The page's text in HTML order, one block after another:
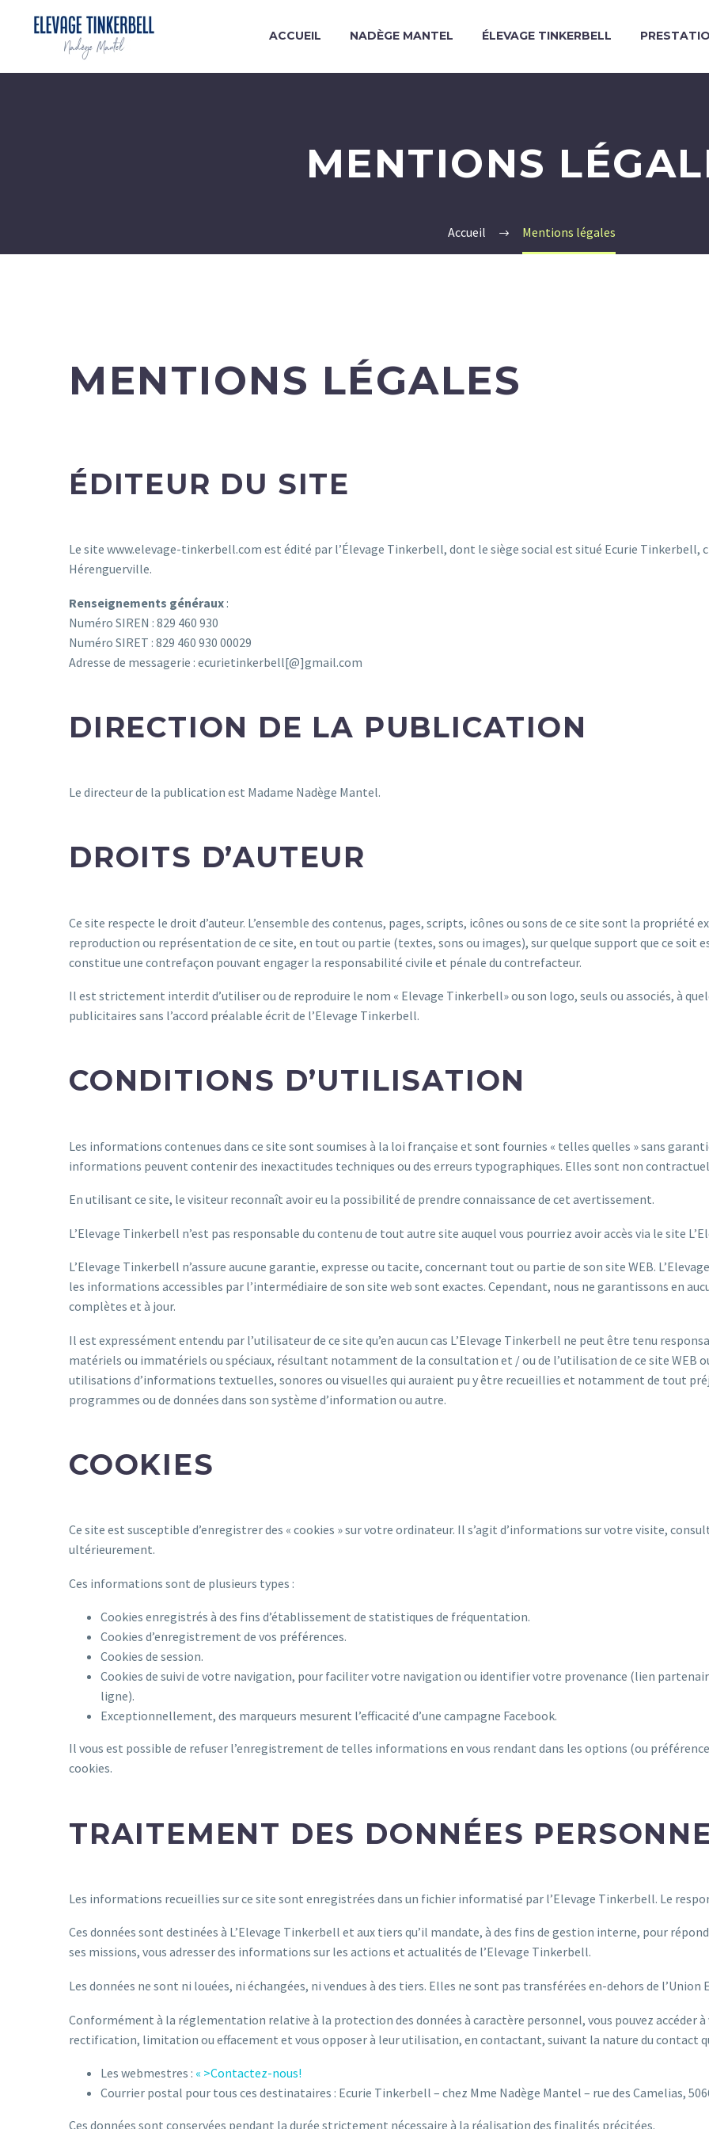
ACCUEIL NADÈGE MANTEL ÉLEVAGE TINKERBELL
MENTIONS
Accueil Mentions légales
MENTIONS LÉGALES
ÉDITEUR DU SITE
Le site www.elevage-tinkerbell.com est édité par l’Élevage Tinkerbell, dont le siège social est situé Ecurie Tinkerbell,
Hérenguerville.
Renseignements généraux :
Numéro SIREN : 829 460 930
Numéro SIRET : 829 460 930 00029
Adresse de messagerie : ecurietinkerbell[@]gmail.com
DIRECTION DE LA PUBLICATION
Le directeur de la publication est Madame Nadège Mantel.
DROITS D’AUTEUR
Ce site respecte le droit d’auteur. L’ensemble des contenus, pages, scripts, icônes ou sons de ce site sont la propriété
reproduction ou représentation de ce site, en tout ou partie (textes, sons ou images), sur quelque support que ce
constitue une contrefaçon pouvant engager la responsabilité civile et pénale du contrefacteur.
Il est strictement interdit d’utiliser ou de reproduire le nom « Elevage Tinkerbell» ou son logo, seuls ou associés, à
publicitaires sans l’accord préalable écrit de l’Elevage Tinkerbell.
CONDITIONS D’UTILISATION
Les informations contenues dans ce site sont soumises à la loi française et sont fournies « telles quelles » sans
informations peuvent contenir des inexactitudes techniques ou des erreurs typographiques. Elles sont non
En utilisant ce site, le visiteur reconnaît avoir eu la possibilité de prendre connaissance de cet avertissement.
L’Elevage Tinkerbell n’est pas responsable du contenu de tout autre site auquel vous pourriez avoir accès via le site
L’Elevage Tinkerbell n’assure aucune garantie, expresse ou tacite, concernant tout ou partie de son site WEB.
les informations accessibles par l’intermédiaire de son site web sont exactes. Cependant, nous ne garantissons en
complètes et à jour.
Il est expressément entendu par l’utilisateur de ce site qu’en aucun cas L’Elevage Tinkerbell ne peut être tenu
matériels ou immatériels ou spéciaux, résultant notamment de la consultation et / ou de l’utilisation de ce site WEB
utilisations d’informations textuelles, sonores ou visuelles qui auraient pu y être recueillies et notamment de tout
programmes ou de données dans son système d’information ou autre.
COOKIES
Ce site est susceptible d’enregistrer des « cookies » sur votre ordinateur. Il s’agit d’informations sur votre visite,
ultérieurement.
Ces informations sont de plusieurs types :
Cookies enregistrés à des fins d’établissement de statistiques de fréquentation.
Cookies d’enregistrement de vos préférences.
Cookies de session.
Cookies de suivi de votre navigation, pour faciliter votre navigation ou identifier votre provenance (lien
ligne).
Exceptionnellement, des marqueurs mesurent l’efficacité d’une campagne Facebook.
Il vous est possible de refuser l’enregistrement de telles informations en vous rendant dans les options (ou
cookies.
TRAITEMENT DES DONNÉES
Les informations recueillies sur ce site sont enregistrées dans un fichier informatisé par l’Elevage Tinkerbell. Le
Ces données sont destinées à L’Elevage Tinkerbell et aux tiers qu’il mandate, à des fins de gestion interne, pour
ses missions, vous adresser des informations sur les actions et actualités de l’Elevage Tinkerbell.
Les données ne sont ni louées, ni échangées, ni vendues à des tiers. Elles ne sont pas transférées en-dehors de l’Union
Conformément à la réglementation relative à la protection des données à caractère personnel, vous pouvez accéder
rectification, limitation ou effacement et vous opposer à leur utilisation, en contactant, suivant la nature du contact
Les webmestres : « >Contactez-nous!
Courrier postal pour tous ces destinataires : Ecurie Tinkerbell – chez Mme Nadège Mantel – rue des Camelias,
Ces données sont conservées pendant la durée strictement nécessaire à la réalisation des finalités précitées.